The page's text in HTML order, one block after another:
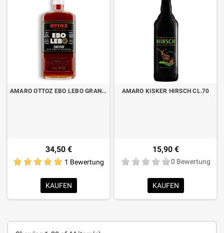
AMARO OTTOZ EBO LEBO GRAN RESERVE CL.70
34,50 €
1 Bewertung
KAUFEN
AMARO KISKER HIRSCH CL.70
15,90 €
0 Bewertung
KAUFEN